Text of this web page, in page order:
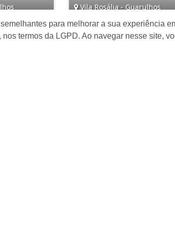
para melhorar a sua experiência
termos da LGPD. Ao navegar nesse site,
3
Vila Rosália - Guarulhos
4 2